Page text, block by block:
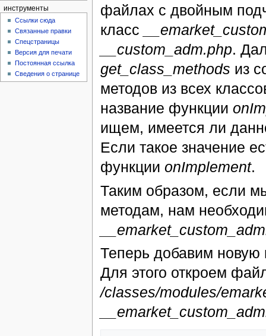
файлах с двойным
класс
__custom_adm.php.
get_class_methods из
методов из всех
название функции
ищем, имеется ли
Если такое значение
функции onImplement.
Таким образом, если
методам, нам
Теперь добавим новую
Для этого откроем
/classes/modules/
инструменты
Ссылки сюда
Связанные правки
Спецстраницы
Версия для печати
Постоянная ссылка
Сведения о странице